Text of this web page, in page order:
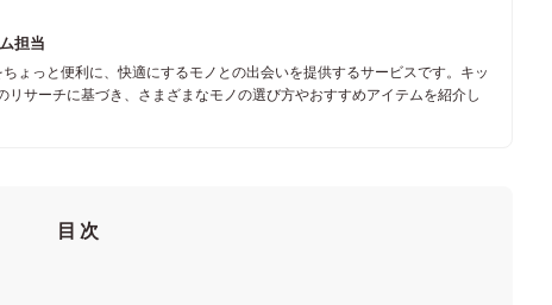
担当
ょっと便利に、快適にするモノとの出会いを提供するサービスです。キッ
リサーチに基づき、さまざまなモノの選び方やおすすめアイテムを紹介し
目次